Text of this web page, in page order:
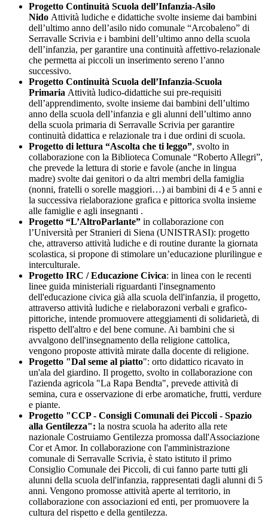
Progetto Continuità Scuola dell’Infanzia-Asilo
Nido Attività ludiche e didattiche svolte insieme dai bambini
dell’ultimo anno dell’asilo nido comunale “Arcobaleno” di
Serravalle Scrivia e i bambini dell’ultimo anno della scuola
dell’infanzia, per garantire una continuità affettivo-relazionale
che permetta ai piccoli un inserimento sereno l’anno
successivo.
Progetto Continuità Scuola dell’Infanzia-Scuola
Primaria Attività ludico-didattiche sui pre-requisiti
dell’apprendimento, svolte insieme dai bambini dell’ultimo
anno della scuola dell’infanzia e gli alunni dell’ultimo anno
della scuola primaria di Serravalle Scrivia per garantire
continuità didattica e relazionale tra i due ordini di scuola.
Progetto di lettura “Ascolta che ti leggo”, svolto in
collaborazione con la Biblioteca Comunale “Roberto Allegri”,
che prevede la lettura di storie e favole (anche in lingua
madre) svolte dai genitori o da altri membri della famiglia
(nonni, fratelli o sorelle maggiori…) ai bambini di 4 e 5 anni e
la successiva rielaborazione grafica e pittorica svolta insieme
alle famiglie e agli insegnanti .
Progetto “L’AltroParlante” in collaborazione con
l’Università per Stranieri di Siena (UNISTRASI): progetto
che, attraverso attività ludiche e di routine durante la giornata
scolastica, si propone di stimolare un’educazione plurilingue e
interculturale.
Progetto IRC / Educazione Civica: in linea con le recenti
linee guida ministeriali riguardanti l'insegnamento
dell'educazione civica già alla scuola dell'infanzia, il progetto,
attraverso attività ludiche e rielaborazoni verbali e grafico-
pittoriche, intende promuovere atteggiamenti di solidarietà, di
rispetto dell'altro e del bene comune. Ai bambini che si
avvalgono dell'insegnamento della religione cattolica,
vengono proposte attività mirate dalla docente di religione.
Progetto "Dal seme al piatto": orto didattico ricavato in
un'ala del giardino. Il progetto, svolto in collaborazione con
l'azienda agricola "La Rapa Bendta", prevede attività di
semina, cura e osservazione di erbe aromatiche, frutti, verdure
e piante.
Progetto "CCP - Consigli Comunali dei Piccoli - Spazio
alla Gentilezza": la nostra scuola ha aderito alla rete
nazionale Costruiamo Gentilezza promossa dall'Associazione
Cor et Amor. In collaborazione con l'amministrazione
comunale di Serravalle Scrivia, è stato istituto il primo
Consiglio Comunale dei Piccoli, di cui fanno parte tutti gli
alunni della scuola dell'infanzia, rappresentati dagli alunni di 5
anni. Vengono promosse attività aperte al territorio, in
collaborazione con associazioni ed enti, per promuovere la
cultura del rispetto e della gentilezza.